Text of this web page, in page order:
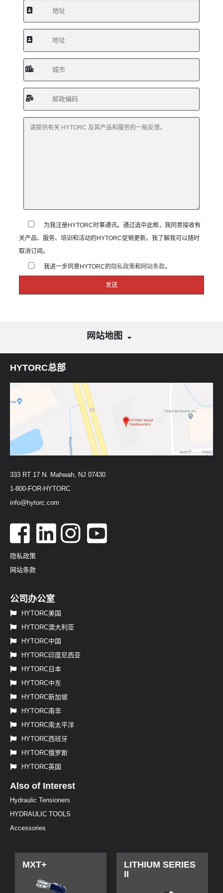
为我注册HYTORC时事通讯。通过选中此框，我同意接收有
关产品、服务、培训和活动的HYTORC促销更新。我了解我可以随时
取消订阅。
我进一步同意HYTORC的隐私政策和 网站条款。
网站地图
HYTORC总部
333 RT 17 N. Mahwah, NJ 07430
1-800-FOR-HYTORC
info@hytorc.com
隐私政策
网站条款
公司办公室
HYTORC美国
HYTORC澳大利亚
HYTORC中国
HYTORC印度尼西亚
HYTORC日本
HYTORC中东
HYTORC新加坡
HYTORC南非
HYTORC南太平洋
HYTORC西班牙
HYTORC俄罗斯
HYTORC英国
Also of Interest
Hydraulic Tensioners
HYDRAULIC TOOLS
Accessories
MXT+
LITHIUM SERIES
II